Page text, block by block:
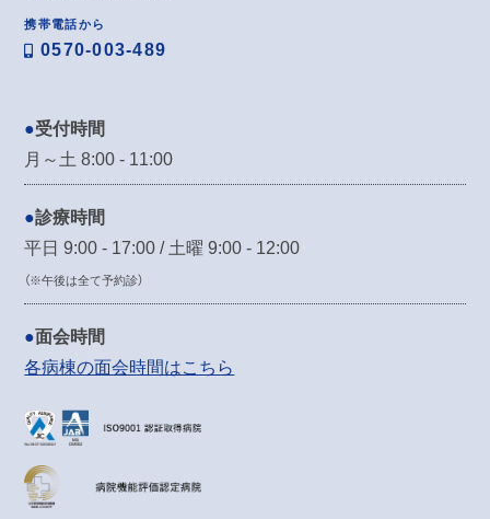
携帯電話から
0570-003-489
受付時間
月～土 8:00 - 11:00
診療時間
平日 9:00 - 17:00 / 土曜 9:00 - 12:00
（※午後は全て予約診）
面会時間
各病棟の面会時間はこちら